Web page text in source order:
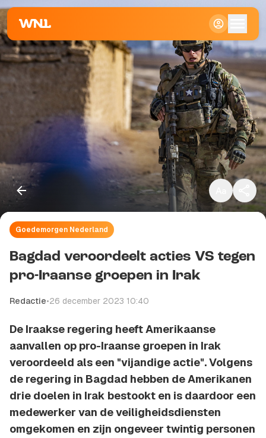
Klein
Standaard
Groot
Goedemorgen Nederland
Bagdad veroordeelt acties VS tegen
pro-Iraanse groepen in Irak
Redactie•26 december 2023 10:40
De Iraakse regering heeft Amerikaanse
aanvallen op pro-Iraanse groepen in Irak
veroordeeld als een "vijandige actie". Volgens
de regering in Bagdad hebben de Amerikanen
drie doelen in Irak bestookt en is daardoor een
medewerker van de veiligheidsdiensten
omgekomen en zijn ongeveer twintig personen